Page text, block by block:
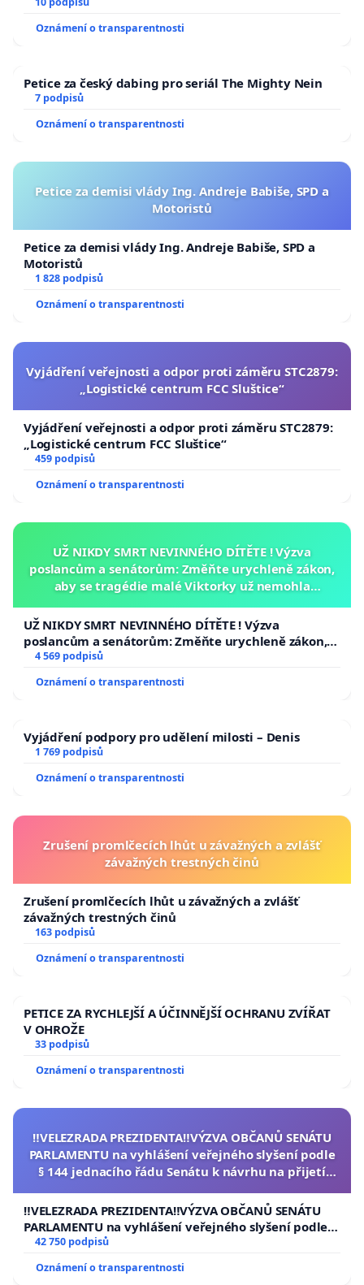
Oznámení o transparentnosti
Petice za český dabing pro seriál The Mighty Nein
7 podpisů
Oznámení o transparentnosti
Petice za demisi vlády Ing. Andreje Babiše, SPD a
Motoristů
Petice za demisi vlády Ing. Andreje Babiše, SPD a
Motoristů
1 828 podpisů
Oznámení o transparentnosti
Vyjádření veřejnosti a odpor proti záměru STC2879:
„Logistické centrum FCC Sluštice“
Vyjádření veřejnosti a odpor proti záměru STC2879:
„Logistické centrum FCC Sluštice“
459 podpisů
Oznámení o transparentnosti
UŽ NIKDY SMRT NEVINNÉHO DÍTĚTE ! Výzva
poslancům a senátorům: Změňte urychleně zákon,
aby se tragédie malé Viktorky už nemohla
UŽ NIKDY SMRT NEVINNÉHO DÍTĚTE ! Výzva
poslancům a senátorům: Změňte urychleně zákon,
aby se tragédie malé Viktorky už nemohla opakovat!
4 569 podpisů
Oznámení o transparentnosti
Vyjádření podpory pro udělení milosti – Denis
1 769 podpisů
Oznámení o transparentnosti
Zrušení promlčecích lhůt u závažných a zvlášť
závažných trestných činů
Zrušení promlčecích lhůt u závažných a zvlášť
závažných trestných činů
163 podpisů
Oznámení o transparentnosti
PETICE ZA RYCHLEJŠÍ A ÚČINNĚJŠÍ OCHRANU ZVÍŘAT
V OHROŽE
33 podpisů
Oznámení o transparentnosti
‼️VELEZRADA PREZIDENTA‼️VÝZVA OBČANŮ SENÁTU
PARLAMENTU na vyhlášení veřejného slyšení podle
§ 144 jednacího řádu Senátu k návrhu na přijetí
republiky
‼️VELEZRADA PREZIDENTA‼️VÝZVA OBČANŮ SENÁTU
PARLAMENTU na vyhlášení veřejného slyšení podle §
144 jednacího řádu Senátu k návrhu na přijetí
usnesení k podání ústavní žaloby na prezidenta
republiky
42 750 podpisů
Oznámení o transparentnosti